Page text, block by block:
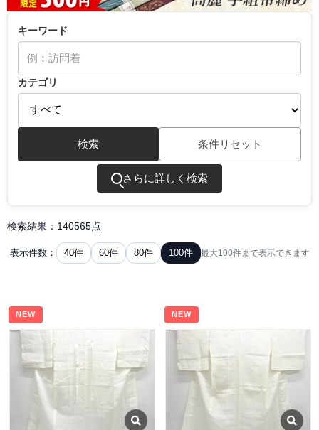
キーワード
カテゴリ
検索 条件リセット
さらに詳しく検索
検索結果：140565点
表示件数： 40件 60件 80件 100件 最大100件まで表示できます
NEW NEW